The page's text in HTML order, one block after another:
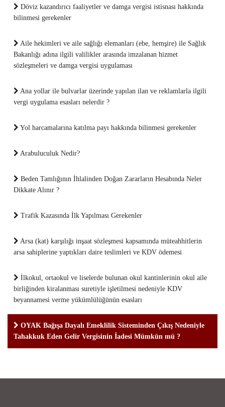
Döviz kazandırıcı faaliyetler ve damga vergisi istisnası hakkında
bilinmesi gerekenler
Aile hekimleri ve aile sağlığı elemanları (ebe, hemşire) ile Sağlık
Bakanlığı adına ilgili valilikler arasında imzalanan hizmet
sözleşmeleri ve damga vergisi uygulaması
Ana yollar ile bulvarlar üzerinde yapılan ilan ve reklamlarla ilgili
vergi uygulama esasları nelerdir ?
Yol harcamalarına katılma payı hakkında bilinmesi gerekenler
Arabuluculuk Nedir?
Beden Tamlığının İhlalinden Doğan Zararların Hesabında Neler
Dikkate Alınır ?
Trafik Kazasında İlk Yapılması Gerekenler
Arsa (kat) karşılığı inşaat sözleşmesi kapsamında müteahhitlerin
arsa sahiplerine yaptıkları daire teslimleri ve KDV ödemesi
İlkokul, ortaokul ve liselerde bulunan okul kantinlerinin okul aile
birliğinden kiralanması suretiyle işletilmesi nedeniyle KDV
beyannamesi verme yükümlülüğünün esasları
OYAK Bağışa Dayalı Emeklilik Sisteminden Çıkış Nedeniyle
Tahakkuk Eden Gelir Vergisinin İadesi Mümkün mü ?